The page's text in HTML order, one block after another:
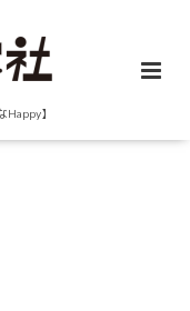
Happy】